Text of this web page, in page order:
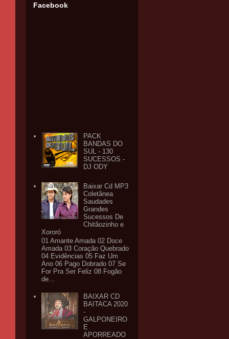
Facebook
PACK
BANDAS DO
SUL - 130
SUCESSOS -
DJ ODY
Baixar Cd MP3
Coletânea
Saudades
Grandes
Sucessos De
Chitãozinho e
Xororó
01 Amante Amada 02 Doce
Amada 03 Coração Quebrado
04 Evidências 05 Faz Um
Ano 06 Pago Dobrado 07 Se
For Pra Ser Feliz 08 Fogão
de...
BAIXAR CD
BAITACA 2020
-
GALPONEIRO
E
APORREADO